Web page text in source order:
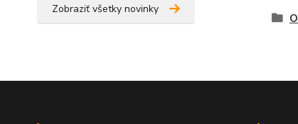
Zobraziť všetky novinky